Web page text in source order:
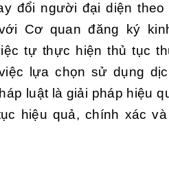
đổi người đại diện
Cơ quan đăng ký
tự thực hiện thủ tục
lựa chọn sử dụng
luật là giải pháp hiệu
hiệu quả, chính xác